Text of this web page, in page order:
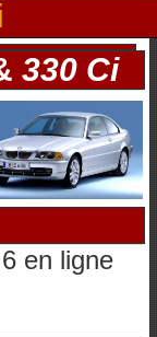
330 Ci
6 en ligne